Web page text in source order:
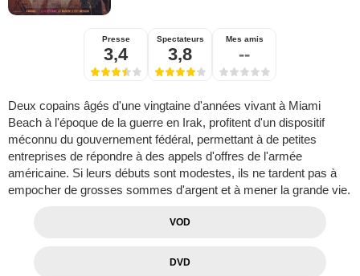
Presse
3,4
Spectateurs
3,8
Mes amis
--
Deux copains âgés d'une vingtaine d'années vivant à Miami
Beach à l'époque de la guerre en Irak, profitent d'un dispositif
méconnu du gouvernement fédéral, permettant à de petites
entreprises de répondre à des appels d'offres de l'armée
américaine. Si leurs débuts sont modestes, ils ne tardent pas à
empocher de grosses sommes d'argent et à mener la grande vie.
VOD
DVD